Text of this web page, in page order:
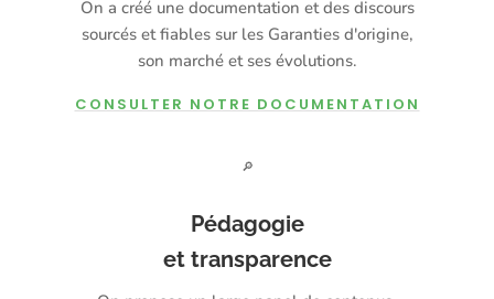
On a créé une documentation et des discours
sourcés et fiables sur les Garanties d'origine,
son marché et ses évolutions.
CONSULTER NOTRE DOCUMENTATION
🔎
Pédagogie
et transparence